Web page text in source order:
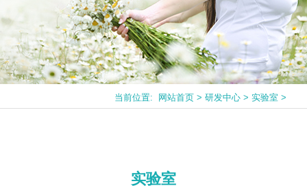
当前位置: 网站首页 > 研发中心 > 实验室 >
实验室